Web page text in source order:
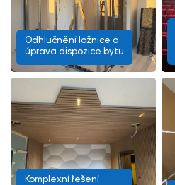
Odhlučnění ložnice a
úprava dispozice bytu
Komplexní řešení